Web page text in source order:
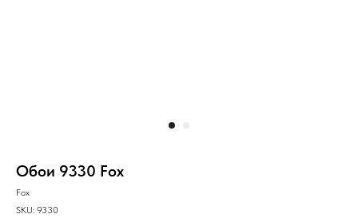
Обои 9330 Fox
Fox
SKU: 9330